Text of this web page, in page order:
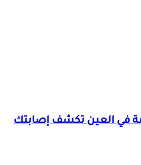
في العين تكشف إصابتك